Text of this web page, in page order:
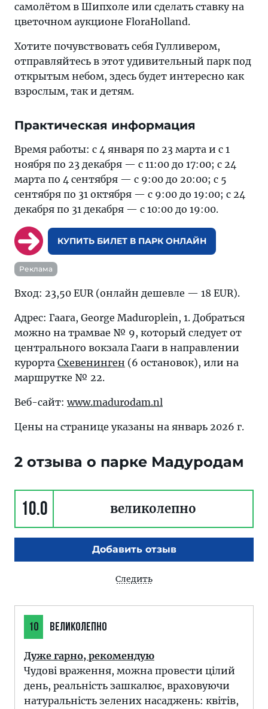
самолётом в Шипхоле или сделать ставку на
цветочном аукционе FloraHolland.
Хотите почувствовать себя Гулливером,
отправляйтесь в этот удивительный парк под
открытым небом, здесь будет интересно как
взрослым, так и детям.
Практическая информация
Время работы: с 4 января по 23 марта и с 1
ноября по 23 декабря — с 11:00 до 17:00; с 24
марта по 4 сентября — с 9:00 до 20:00; с 5
сентября по 31 октября — с 9:00 до 19:00; с 24
декабря по 31 декабря — с 10:00 до 19:00.
КУПИТЬ БИЛЕТ В ПАРК ОНЛАЙН
Реклама
Вход: 23,50 EUR (онлайн дешевле — 18 EUR).
Адрес: Гаага, George Maduroplein, 1. Добраться
можно на трамвае № 9, который следует от
центрального вокзала Гааги в направлении
курорта Схевенинген (6 остановок), или на
маршрутке № 22.
Веб-сайт: www.madurodam.nl
Цены на странице указаны на январь 2026 г.
2 отзыва о парке Мадуродам
10.0 великолепно
Добавить отзыв
Следить
10 ВЕЛИКОЛЕПНО
Дуже гарно, рекомендую
Чудові враження, можна провести цілий
день, реальність зашкалює, враховуючи
натуральність зелених насаджень: квітів,